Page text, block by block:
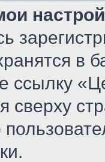
в
ссылку
сверху